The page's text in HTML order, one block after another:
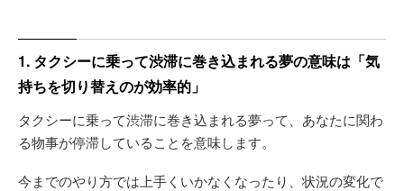
1. タクシーに乗って渋滞に巻き込まれる夢の意味は「気
持ちを切り替えのが効率的」
タクシーに乗って渋滞に巻き込まれる夢って、あなたに関わ
る物事が停滞していることを意味します。
今までのやり方では上手くいかなくなったり、状況の変化で